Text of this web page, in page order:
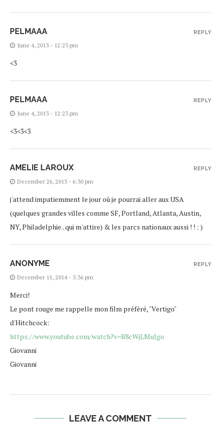
PELMAAA
June 4, 2013 - 12:23 pm
<3
REPLY
PELMAAA
June 4, 2013 - 12:23 pm
<3<3<3
REPLY
AMELIE LAROUX
December 26, 2013 - 6:30 pm
j'attend impatiemment le jour où je pourrai aller aux USA
(quelques grandes villes comme SF, Portland, Atlanta, Austin,
NY, Philadelphie.. qui m'attire) & les parcs nationaux aussi ! ! : )
REPLY
ANONYME
December 11, 2014 - 5:36 pm
Merci!
Le pont rouge me rappelle mon film préféré, "Vertigo"
d'Hitchcock:
https://www.youtube.com/watch?v=B8cWjLMuJgo
Giovanni
Giovanni
REPLY
LEAVE A COMMENT